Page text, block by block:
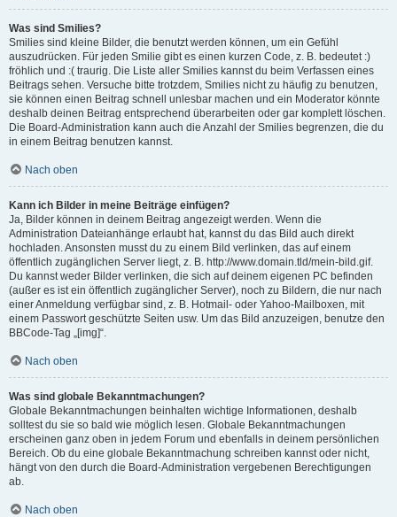
Was sind Smilies?
Smilies sind kleine Bilder, die benutzt werden können, um ein Gefühl
auszudrücken. Für jeden Smilie gibt es einen kurzen Code, z. B. bedeutet :)
fröhlich und :( traurig. Die Liste aller Smilies kannst du beim Verfassen eines
Beitrags sehen. Versuche bitte trotzdem, Smilies nicht zu häufig zu benutzen,
sie können einen Beitrag schnell unlesbar machen und ein Moderator könnte
deshalb deinen Beitrag entsprechend überarbeiten oder gar komplett löschen.
Die Board-Administration kann auch die Anzahl der Smilies begrenzen, die du
in einem Beitrag benutzen kannst.
Nach oben
Kann ich Bilder in meine Beiträge einfügen?
Ja, Bilder können in deinem Beitrag angezeigt werden. Wenn die
Administration Dateianhänge erlaubt hat, kannst du das Bild auch direkt
hochladen. Ansonsten musst du zu einem Bild verlinken, das auf einem
öffentlich zugänglichen Server liegt, z. B. http://www.domain.tld/mein-bild.gif.
Du kannst weder Bilder verlinken, die sich auf deinem eigenen PC befinden
(außer es ist ein öffentlich zugänglicher Server), noch zu Bildern, die nur nach
einer Anmeldung verfügbar sind, z. B. Hotmail- oder Yahoo-Mailboxen, mit
einem Passwort geschützte Seiten usw. Um das Bild anzuzeigen, benutze den
BBCode-Tag „[img]“.
Nach oben
Was sind globale Bekanntmachungen?
Globale Bekanntmachungen beinhalten wichtige Informationen, deshalb
solltest du sie so bald wie möglich lesen. Globale Bekanntmachungen
erscheinen ganz oben in jedem Forum und ebenfalls in deinem persönlichen
Bereich. Ob du eine globale Bekanntmachung schreiben kannst oder nicht,
hängt von den durch die Board-Administration vergebenen Berechtigungen
ab.
Nach oben